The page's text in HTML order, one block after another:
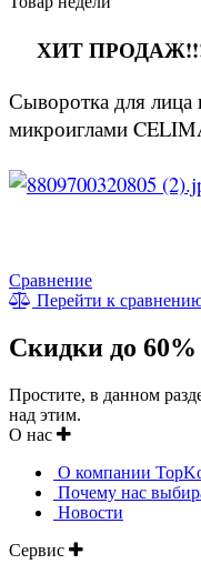
ХИТ
Сыворотка для лица
микроиглами
Сравнение
Перейти к
Скидки до 60%
Простите, в данном
над этим.
О нас
О компании
Почему нас
Новости
Сервис